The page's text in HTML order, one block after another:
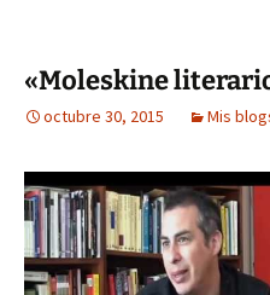
«Moleskine
octubre 30, 2015 Mis